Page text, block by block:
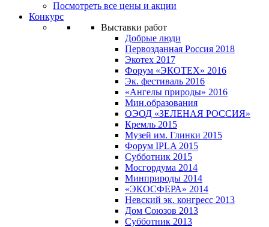
Посмотреть все цены и акции
Конкурс
Выставки работ
Добрые люди
Первозданная Россия 2018
Экотех 2017
Форум «ЭКОТЕХ» 2016
Эк. фестиваль 2016
«Ангелы природы» 2016
Мин.образования
ОЭОД «ЗЕЛЕНАЯ РОССИЯ»
Кремль 2015
Музей им. Глинки 2015
Форум IPLA 2015
Субботник 2015
Мосгордума 2014
Минприроды 2014
«ЭКОСФЕРА» 2014
Невский эк. конгресс 2013
Дом Союзов 2013
Субботник 2013